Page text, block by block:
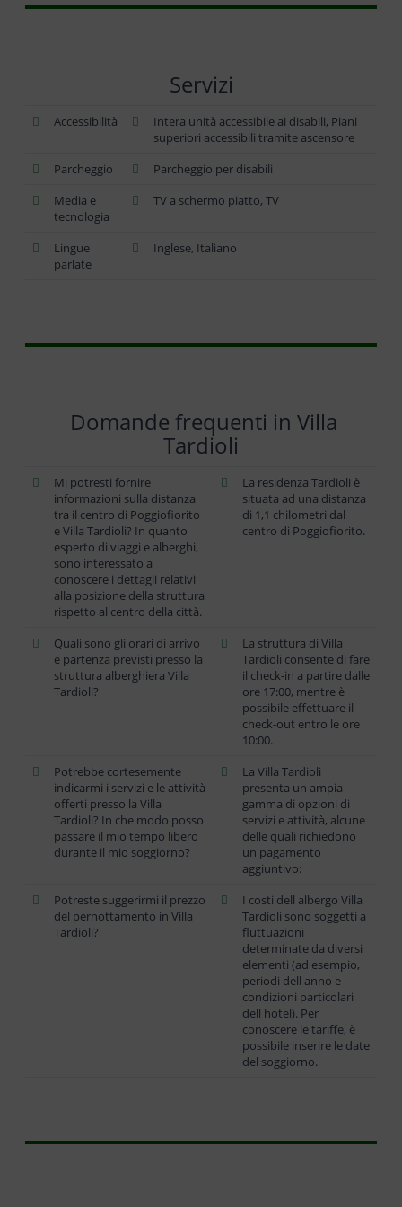
Servizi
Accessibilità
Intera unità accessibile ai disabili, Piani
superiori accessibili tramite ascensore
Parcheggio
Parcheggio per disabili
Media e
tecnologia
TV a schermo piatto, TV
Lingue
parlate
Inglese, Italiano
Domande frequenti in Villa
Tardioli
Mi potresti fornire
informazioni sulla distanza
tra il centro di Poggiofiorito
e Villa Tardioli? In quanto
esperto di viaggi e alberghi,
sono interessato a
conoscere i dettagli relativi
alla posizione della struttura
rispetto al centro della città.
La residenza Tardioli è
situata ad una distanza
di 1,1 chilometri dal
centro di Poggiofiorito.
Quali sono gli orari di arrivo
e partenza previsti presso la
struttura alberghiera Villa
Tardioli?
La struttura di Villa
Tardioli consente di fare
il check-in a partire dalle
ore 17:00, mentre è
possibile effettuare il
check-out entro le ore
10:00.
Potrebbe cortesemente
indicarmi i servizi e le attività
offerti presso la Villa
Tardioli? In che modo posso
passare il mio tempo libero
durante il mio soggiorno?
La Villa Tardioli
presenta un ampia
gamma di opzioni di
servizi e attività, alcune
delle quali richiedono
un pagamento
aggiuntivo:
Potreste suggerirmi il prezzo
del pernottamento in Villa
Tardioli?
I costi dell albergo Villa
Tardioli sono soggetti a
fluttuazioni
determinate da diversi
elementi (ad esempio,
periodi dell anno e
condizioni particolari
dell hotel). Per
conoscere le tariffe, è
possibile inserire le date
del soggiorno.